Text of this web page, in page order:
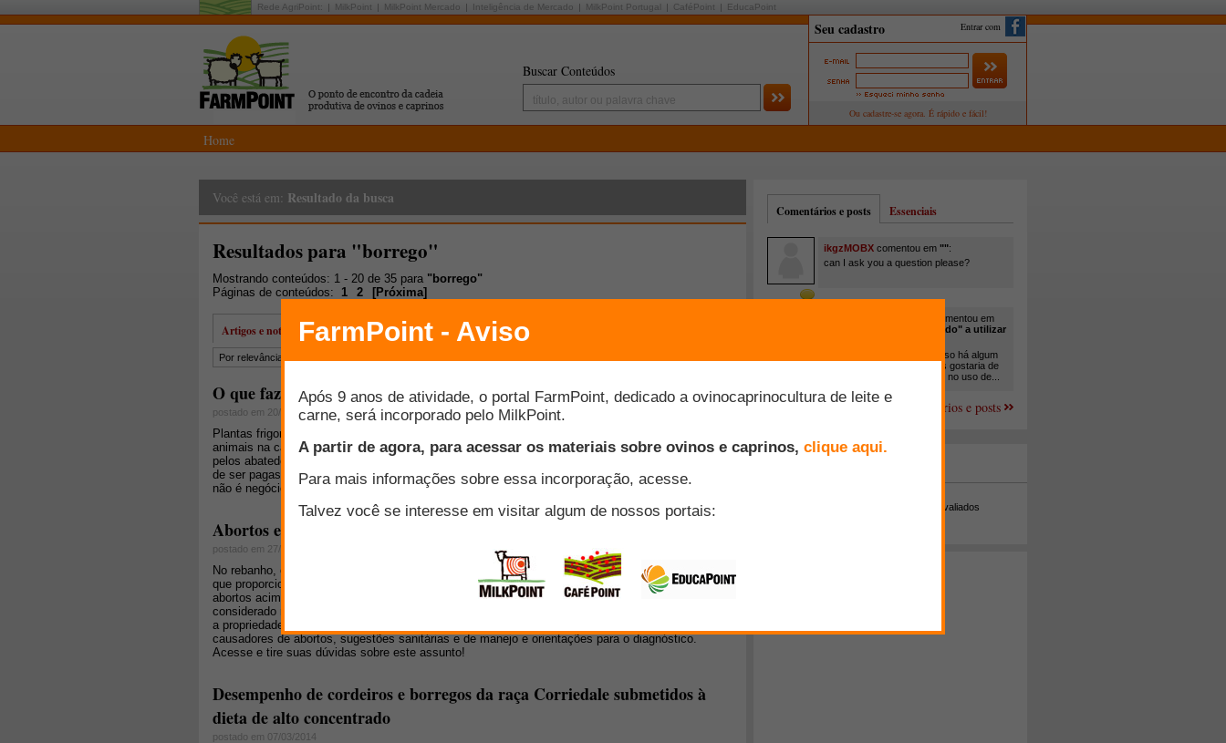
Rede AgriPoint: MilkPoint MilkPoint Mercado Inteligência de Mercado MilkPoint Portugal CaféPoint EducaPoint
Buscar Conteúdos
Entrar com
Home
Você está em: Resultado da busca
Resultados para "borrego"
Mostrando conteúdos: 1 - 20 de 35 para "borrego"
Páginas de conteúdos:
1 2 [Próxima]
Artigos e notícias
Por relevância
O que fazer para abater cumprindo a Legislação Sanitária?
postado em 20/03/2009
Plantas frigorificas para abate de ovinos e caprinos quase inexistem. Carregar meia dúzia de
animais na camionete e rodar 50, 100, 150 Km para fazer o abate é inviável. E as taxas cobradas
pelos abatedouros que giram em torno de 15 a 20 % do valor da carcaça ficam ainda mais difíceis
de ser pagas pelo criador, pois o mesmo, tendo um mínimo de noção de Administração, sabe que
não é negócio pagar tal numerário.
Abortos em pequenos ruminantes
postado em 27/07/2011
No rebanho, o ideal é que não ocorra nenhum aborto, mas existem porcentagens de ocorrências
que proporcionam o monitoramento para que este problema não se torne uma epidemia. Taxas de
abortos acima de 5% são consideradas preocupantes e devem ser investigadas, de 2 a 5% é
considerado normal e abaixo de 2% considera-se excelente e não causa impacto econômico para
a propriedade. O objetivo desse radar técnico é condensar algumas informações sobre os agentes
causadores de abortos, sugestões sanitárias e de manejo e orientações para o diagnóstico.
Acesse e tire suas dúvidas sobre este assunto!
Desempenho de cordeiros e borregos da raça Corriedale submetidos à
dieta de alto concentrado
postado em 07/03/2014
Comentários e posts Essenciais
ikgzMOBX comentou em "":
can I ask you a question please?
comentou em
"Você está sendo "obrigado" a utilizar
Em minha propriedade, já uso há algum
tempo cana com ureia, mas gostaria de
um melhor aprofundamento no uso de...
Mais comentários e posts
Melhor avaliados